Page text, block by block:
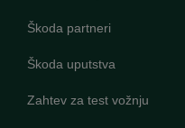
Škoda partneri
Škoda uputstva
Zahtev za test vožnju